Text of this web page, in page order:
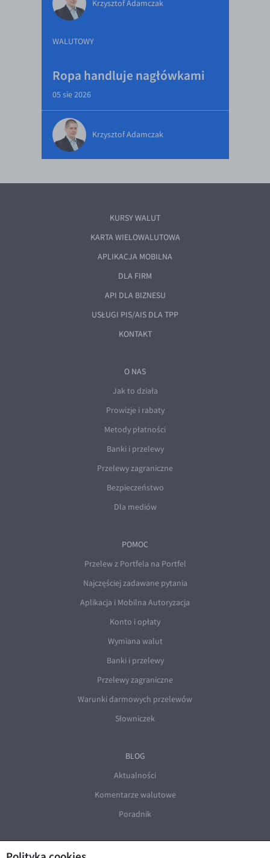
Krzysztof Adamczak
WALUTOWY
Ropa handluje nagłówkami
05 sie 2026
Krzysztof Adamczak
KURSY WALUT
KARTA WIELOWALUTOWA
APLIKACJA MOBILNA
DLA FIRM
API DLA BIZNESU
USŁUGI PIS/AIS DLA TPP
KONTAKT
O NAS
Jak to działa
Prowizje i rabaty
Metody płatności
Banki i przelewy
Przelewy zagraniczne
Bezpieczeństwo
Dla mediów
POMOC
Przelew z Portfela na Portfel
Najczęściej zadawane pytania
Aplikacja i Mobilna Autoryzacja
Konto i opłaty
Wymiana walut
Banki i przelewy
Przelewy zagraniczne
Warunki darmowych przelewów
Słowniczek
BLOG
Aktualności
Komentarze walutowe
Poradnik